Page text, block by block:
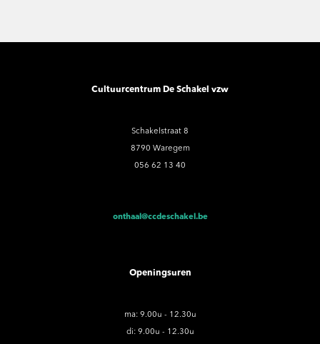
Cultuurcentrum De Schakel vzw
Schakelstraat 8
8790 Waregem
056 62 13 40
onthaal@ccdeschakel.be
Openingsuren
ma: 9.00u - 12.30u
di: 9.00u - 12.30u